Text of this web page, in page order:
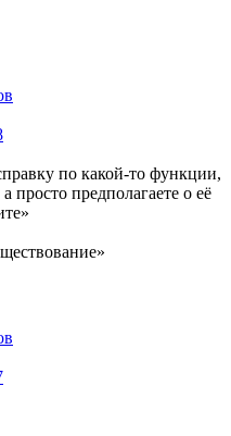
по какой-то функции,
просто предполагаете о её